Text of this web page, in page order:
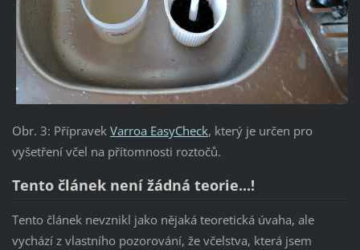
Obr. 3: Přípravek Varroa EasyCheck, který je určen pro
vyšetření včel na přítomnosti roztočů.
Tento článek není žádná teorie...!
Tento článek nevznikl jako nějaká teoretická úvaha, ale
vychází z vlastního pozorování, že včelstva, která jsem